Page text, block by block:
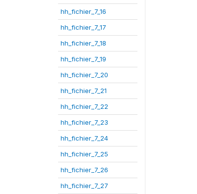
hh_fichier_7_16
hh_fichier_7_17
hh_fichier_7_18
hh_fichier_7_19
hh_fichier_7_20
hh_fichier_7_21
hh_fichier_7_22
hh_fichier_7_23
hh_fichier_7_24
hh_fichier_7_25
hh_fichier_7_26
hh_fichier_7_27